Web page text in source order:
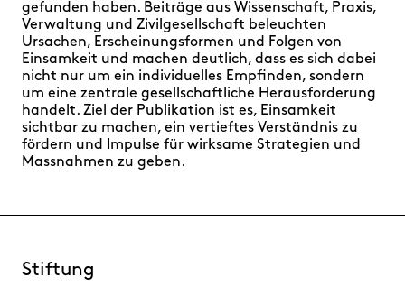
gefunden haben. Beiträge aus Wissenschaft, Praxis,
Verwaltung und Zivilgesellschaft beleuchten
Ursachen, Erscheinungsformen und Folgen von
Einsamkeit und machen deutlich, dass es sich dabei
nicht nur um ein individuelles Empfinden, sondern
um eine zentrale gesellschaftliche Herausforderung
handelt. Ziel der Publikation ist es, Einsamkeit
sichtbar zu machen, ein vertieftes Verständnis zu
fördern und Impulse für wirksame Strategien und
Massnahmen zu geben.
Stiftung